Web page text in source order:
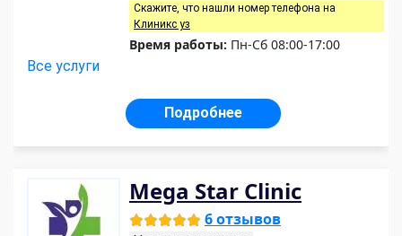
Скажите, что нашли номер телефона на
Клиникс уз
Время работы: Пн-Сб 08:00-17:00
Все услуги
Подробнее
Mega Star Clinic
6 отзывов